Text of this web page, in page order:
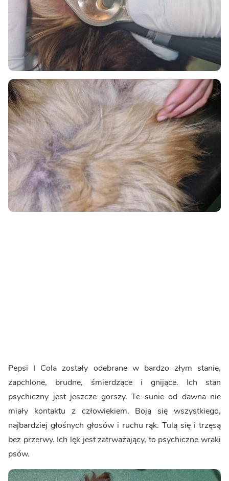
Pepsi I Cola zostały odebrane w bardzo złym stanie,
zapchlone, brudne, śmierdzące i gnijące. Ich stan
psychiczny jest jeszcze gorszy. Te sunie od dawna nie
miały kontaktu z człowiekiem. Boją się wszystkiego,
najbardziej głośnych głosów i ruchu rąk. Tulą się i trzęsą
bez przerwy. Ich lęk jest zatrważający, to psychiczne wraki
psów.